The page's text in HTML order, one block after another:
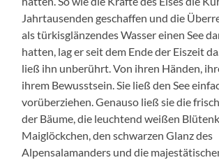
Jahrtausenden geschaffen und die
als türkisglänzendes Wasser einen See
hatten, lag er seit dem Ende der Eiszeit
ließ ihn unberührt. Von ihren Händen,
ihrem Bewusstsein. Sie ließ den See
vorüberziehen. Genauso ließ sie die
der Bäume, die leuchtend weißen
Maiglöckchen, den schwarzen Glanz des
Alpensalamanders und die